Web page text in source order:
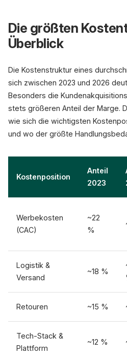
Die größten
Überblick
Die Kostenstruktur eines
sich zwischen 2023 und 2026
Besonders die
stets größeren Anteil der Marge.
wie sich die wichtigsten
und wo der größte
Kostenposition
Anteil
2023
Werbekosten
(CAC)
~22
%
Logistik &
Versand
~18 %
Retouren ~15 %
Tech-Stack &
Plattform
~12 %